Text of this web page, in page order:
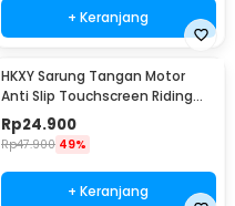
+ Keranjang
HKXY Sarung Tangan Motor
Anti Slip Touchscreen Riding
Glove 1 Pair M
Rp24.900
Rp47.900 49%
+ Keranjang